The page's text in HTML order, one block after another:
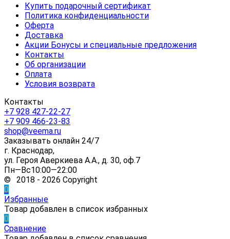
Купить подарочный сертификат
Политика конфиденциальности
Оферта
Доставка
Акции Бонусы и специальные предложения
Контакты
Об организации
Оплата
Условия возврата
Контакты
+7 928 427-22-27
+7 909 466-23-83
shop@veema.ru
Заказывать онлайн 24/7
г. Краснодар,
ул. Героя Аверкиева А.А., д. 30, оф.7
Пн—Вс10:00—22:00
© 2018 - 2026 Copyright
0
Избранные
Товар добавлен в список избранных
0
Сравнение